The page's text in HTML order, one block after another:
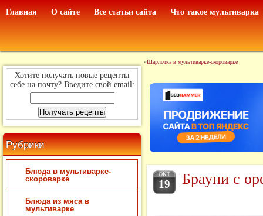
Главная О сайте Все статьи сайта Что такое мультиварка
Хотите получать новые рецепты
себе на почту? Введите свой email:
Рубрики
Блюда в мультиварке-
скороварке
Блюда из мяса в
мультиварке
«Шарлотка в мультиварке-скороварке
ОКТ
19 Брауни с